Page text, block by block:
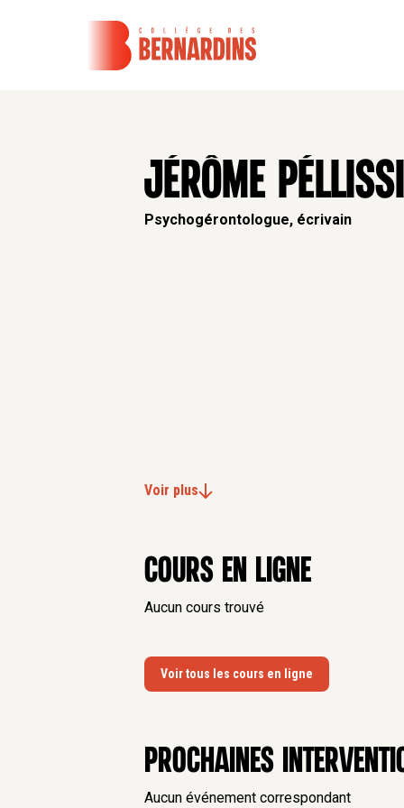
JÉRÔME
Psychogérontologue, écrivain
Voir plus
Cours en ligne
Aucun cours trouvé
Voir tous les cours en ligne
Prochaines
Aucun événement correspondant